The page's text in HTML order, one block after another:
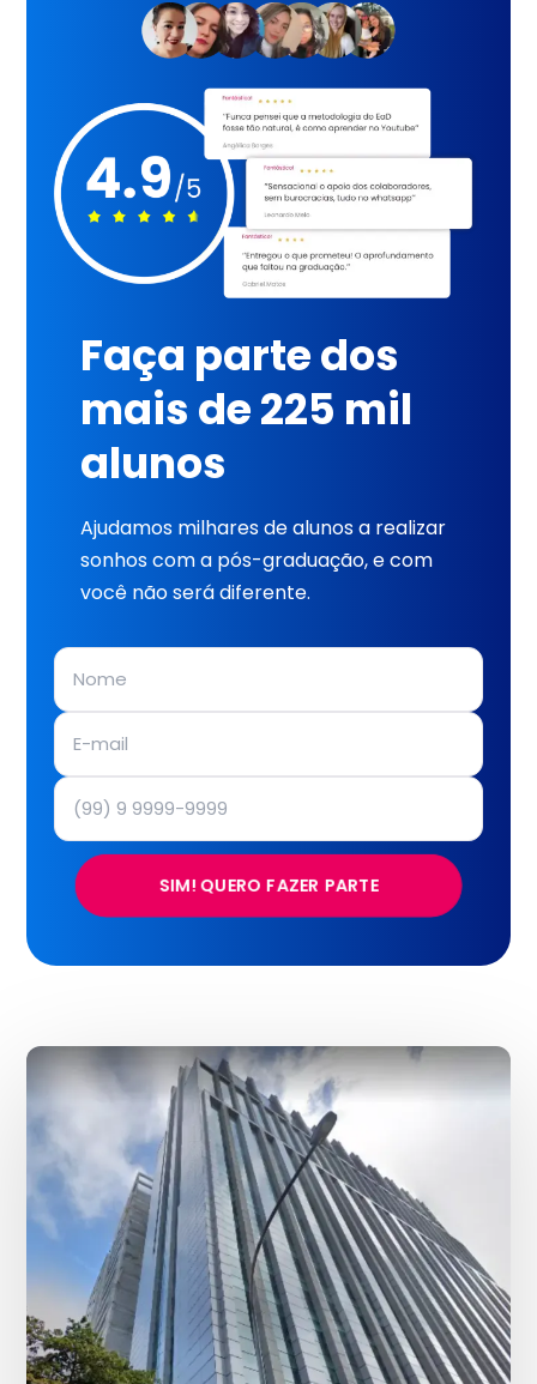
Faça parte dos
mais de 225 mil
alunos
Ajudamos milhares de alunos a realizar
sonhos com a pós-graduação, e com
você não será diferente.
SIM! QUERO FAZER PARTE